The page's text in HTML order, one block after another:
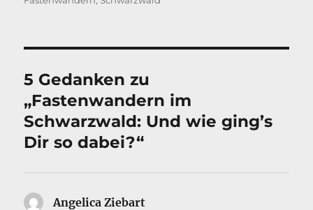
5 Gedanken zu
„Fastenwandern im
Schwarzwald: Und wie ging’s
Dir so dabei?“
Angelica Ziebart